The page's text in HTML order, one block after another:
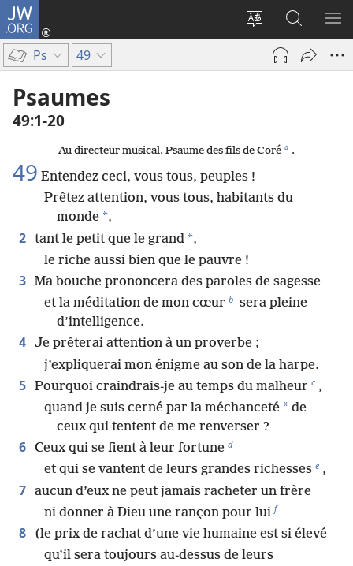
JW.ORG
Changer
langue
Se
connecter
sur
JW.ORG
Ps 49
Psaumes
49​:​1-20
Au directeur musical. Psaume des fils de Coré a .
49 Entendez ceci, vous tous, peuples !
Prêtez attention, vous tous, habitants du
monde *,
2 tant le petit que le grand *,
le riche aussi bien que le pauvre !
3 Ma bouche prononcera des paroles de sagesse
et la méditation de mon cœur b sera pleine
d’intelligence.
4 Je prêterai attention à un proverbe ;
j’expliquerai mon énigme au son de la harpe.
5 Pourquoi craindrais-je au temps du malheur c ,
quand je suis cerné par la méchanceté * de
ceux qui tentent de me renverser ?
6 Ceux qui se fient à leur fortune d
et qui se vantent de leurs grandes richesses e ,
7 aucun d’eux ne peut jamais racheter un frère
ni donner à Dieu une rançon pour lui f
8
(le prix de rachat d’une vie humaine est si élevé
qu’il sera toujours au-dessus de leurs